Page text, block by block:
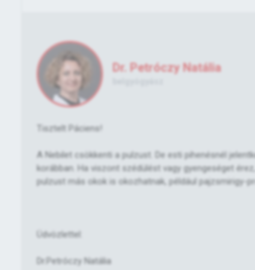
Dr. Petróczy Natália
Tisztelt Páciens!
A Nebilet csökkenti a pulzust. De esti pihenésnél
korábban. Ha viszont szédülést vagy gyengeséget
pulzust más okok is okozhatnak, például pajzsmirigy-
Üdvözlettel:
Dr.Petróczy Natália